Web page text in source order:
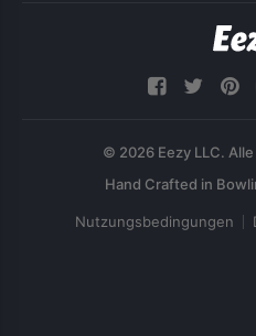
© 2026 Eezy LLC.
Nutzungsbedingungen